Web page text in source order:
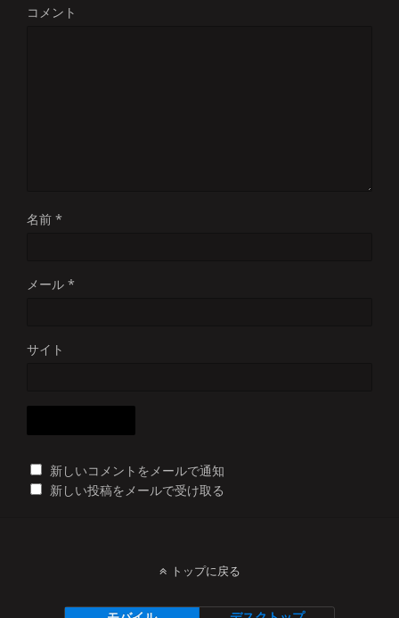
コメント
名前 *
メール *
サイト
新しいコメントをメールで通知
新しい投稿をメールで受け取る
トップに戻る